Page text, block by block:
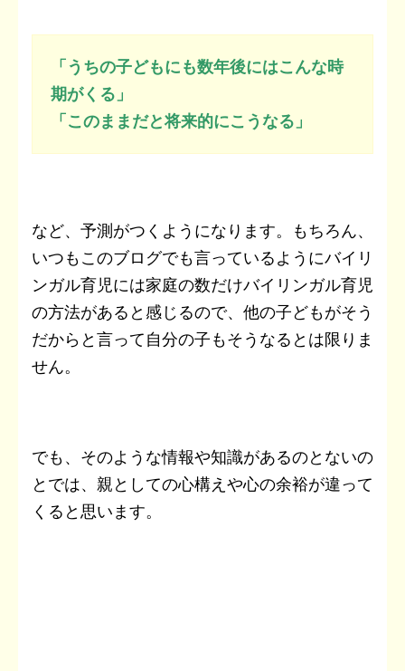
「うちの子どもにも数年後にはこんな時
期がくる」
「このままだと将来的にこうなる」
など、予測がつくようになります。もちろん、
いつもこのブログでも言っているようにバイリ
ンガル育児には家庭の数だけバイリンガル育児
の方法があると感じるので、他の子どもがそう
だからと言って自分の子もそうなるとは限りま
せん。
でも、そのような情報や知識があるのとないの
とでは、親としての心構えや心の余裕が違って
くると思います。